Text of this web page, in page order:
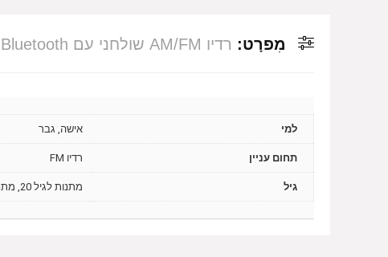
מִפרָט: רדיו AM/FM שולחני עם Tivoli Audio Model One Bluetooth – צבע שחור / כסוף
למי אישה, גבר
תחום עניין רדיו FM
גיל מתנות לגיל 20, מתנות לגיל 30, מתנות לגיל 40, מתנות לגיל 50